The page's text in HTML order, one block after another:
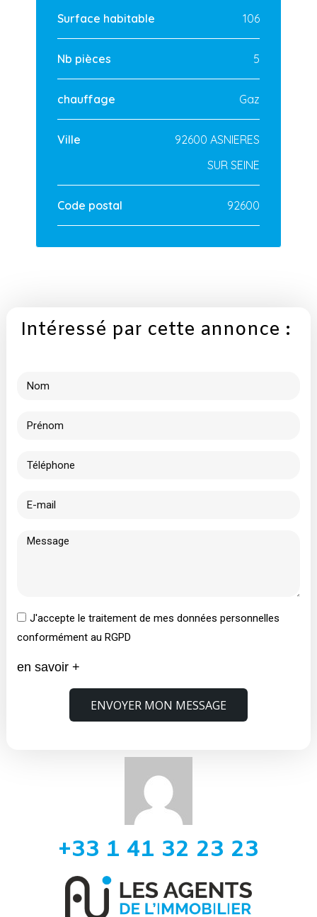
Surface habitable 106
Nb pièces 5
chauffage Gaz
Ville
92600 ASNIERES
SUR SEINE
Code postal 92600
Intéressé par cette annonce :
J'accepte le traitement de mes données personnelles
conformément au RGPD
en savoir +
ENVOYER MON MESSAGE
+33 1 41 32 23 23